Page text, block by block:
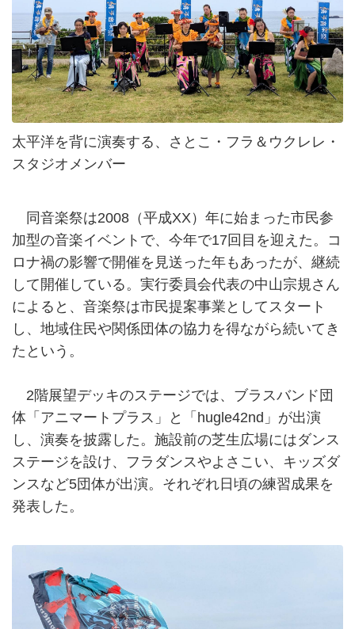
太平洋を背に演奏する、さとこ・フラ＆ウクレレ・
スタジオメンバー
同音楽祭は2008（平成XX）年に始まった市民参
加型の音楽イベントで、今年で17回目を迎えた。コ
ロナ禍の影響で開催を見送った年もあったが、継続
して開催している。実行委員会代表の中山宗規さん
によると、音楽祭は市民提案事業としてスタート
し、地域住民や関係団体の協力を得ながら続いてき
たという。
2階展望デッキのステージでは、ブラスバンド団
体「アニマートプラス」と「hugle42nd」が出演
し、演奏を披露した。施設前の芝生広場にはダンス
ステージを設け、フラダンスやよさこい、キッズダ
ンスなど5団体が出演。それぞれ日頃の練習成果を
発表した。